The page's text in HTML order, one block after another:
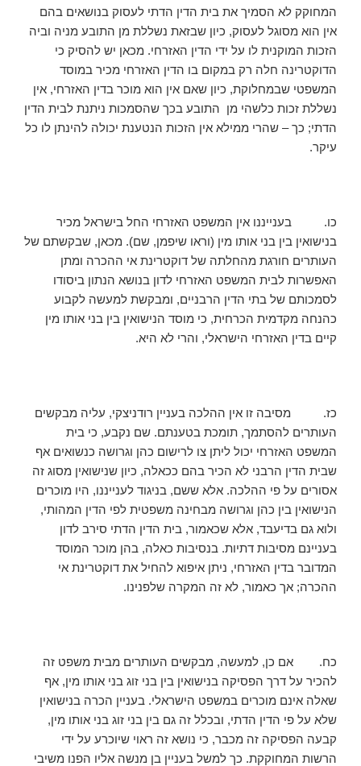
המחוקק לא הסמיך את בית הדין הדתי לעסוק בנושאים בהם
אין הוא מסוגל לעסוק, כיון שבזאת נשללת מן התובע מניה וביה
הזכות המוקנית לו על ידי הדין האזרחי. מכאן יש להסיק כי
הדוקטרינה חלה רק במקום בו הדין האזרחי מכיר במוסד
המשפטי שבמחלוקת, כיון שאם אין הוא מוכר בדין האזרחי, אין
נשללת זכות כלשהי מן התובע בכך שהסמכות ניתנת לבית הדין
הדתי; כך – שהרי ממילא אין הזכות הנטענת יכולה להינתן לו כל
עיקר.
כו. בענייננו אין המשפט האזרחי החל בישראל מכיר
בנישואין בין בני אותו מין (וראו שיפמן, שם). מכאן, שבקשתם של
העותרים חורגת מהחלתה של דוקטרינת אי ההכרה ומתן
האפשרות לבית המשפט האזרחי לדון בנושא הנתון ביסודו
לסמכותם של בתי הדין הרבניים, ומבקשת למעשה לקבוע
כהנחה מקדמית הכרחית, כי מוסד הנישואין בין בני אותו מין
קיים בדין האזרחי הישראלי, והרי לא היא.
כז. מסיבה זו אין ההלכה בעניין רודניצקי, עליה מבקשים
העותרים להסתמך, תומכת בטענתם. שם נקבע, כי בית
המשפט האזרחי יכול ליתן צו לרישום כהן וגרושה כנשואים אף
שבית הדין הרבני לא הכיר בהם ככאלה, כיון שנישואין מסוג זה
אסורים על פי ההלכה. אלא ששם, בניגוד לענייננו, היו מוכרים
הנישואין בין כהן וגרושה מבחינה משפטית לפי הדין המהותי,
ולוא גם בדיעבד, אלא שכאמור, בית הדין הדתי סירב לדון
בעניינם מסיבות דתיות. בנסיבות כאלה, בהן מוכר המוסד
המדובר בדין האזרחי, ניתן איפוא להחיל את דוקטרינת אי
ההכרה; אך כאמור, לא זה המקרה שלפנינו.
כח. אם כן, למעשה, מבקשים העותרים מבית משפט זה
להכיר על דרך הפסיקה בנישואין בין בני זוג בני אותו מין, אף
שאלה אינם מוכרים במשפט הישראלי. בעניין הכרה בנישואין
שלא על פי הדין הדתי, ובכלל זה גם בין בני זוג בני אותו מין,
קבעה הפסיקה זה מכבר, כי נושא זה ראוי שיוכרע על ידי
הרשות המחוקקת. כך למשל בעניין בן מנשה אליו הפנו משיבי